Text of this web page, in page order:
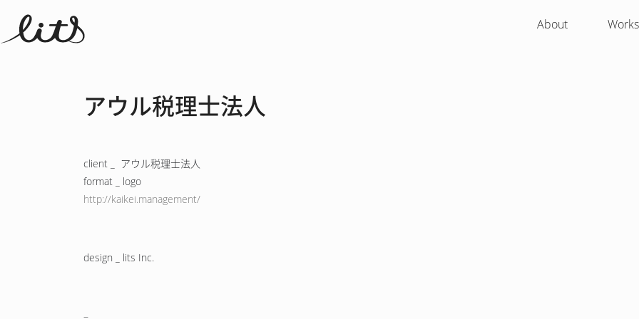
About Works
アウル税理士法人
client _ アウル税理士法人
format _ logo
http://kaikei.management/
design _ lits Inc.
–